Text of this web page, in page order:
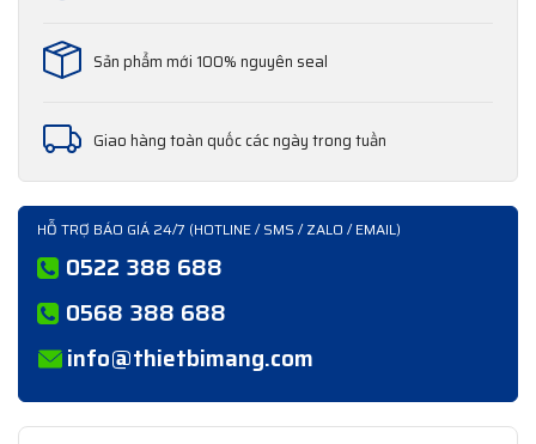
Sản phẩm mới 100% nguyên seal
Giao hàng toàn quốc các ngày trong tuần
HỖ TRỢ BÁO GIÁ 24/7 (HOTLINE / SMS / ZALO / EMAIL)
0522 388 688
0568 388 688
info@thietbimang.com